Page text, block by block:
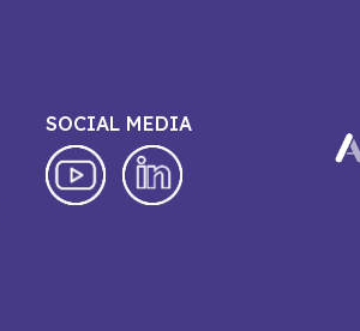
SOCIAL MEDIA